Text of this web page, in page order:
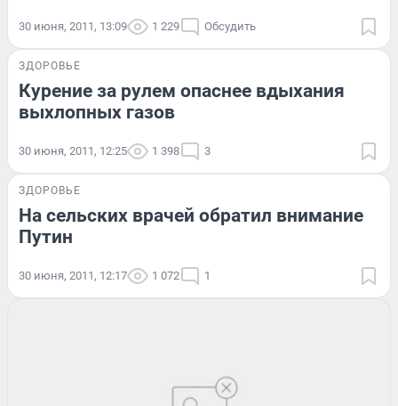
30 июня, 2011, 13:09 1 229 Обсудить
ЗДОРОВЬЕ
Курение за рулем опаснее вдыхания
выхлопных газов
30 июня, 2011, 12:25 1 398 3
ЗДОРОВЬЕ
На сельских врачей обратил внимание
Путин
30 июня, 2011, 12:17 1 072 1